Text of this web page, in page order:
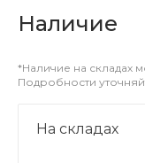
Наличие
*Наличие на складах
Подробности
На складах